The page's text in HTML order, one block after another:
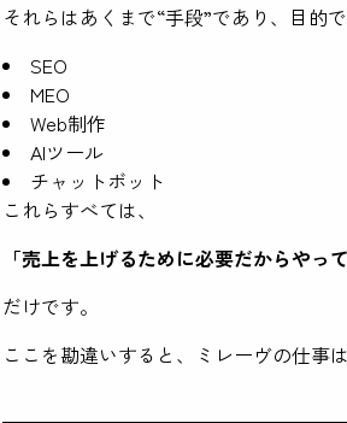
それらはあくまで“手段”であり、目的
SEO
MEO
Web制作
AIツール
チャットボット
これらすべては、
「売上を上げるために必要だからやって
だけです。
ここを勘違いすると、ミレーヴの仕事